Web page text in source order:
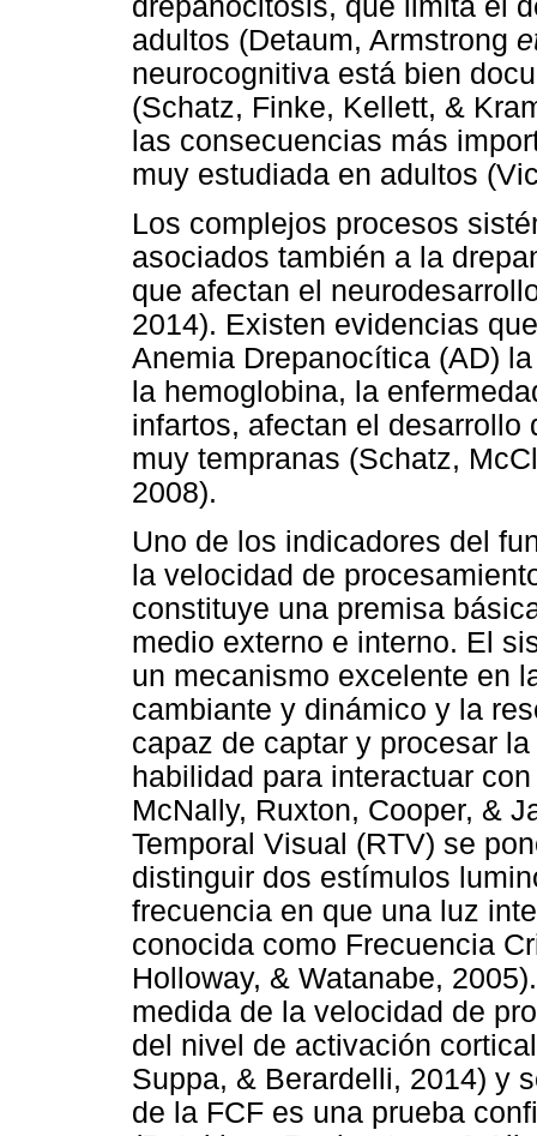
adultos (Detaum, Armstrong
neurocognitiva está bien
(Schatz, Finke, Kellett, &
las consecuencias más
muy estudiada en adultos
Los complejos procesos
asociados también a la
que afectan el
2014). Existen evidencias
Anemia Drepanocítica (AD)
la hemoglobina, la
infartos, afectan el
muy tempranas (Schatz,
2008).
Uno de los indicadores del
la velocidad de
constituye una premisa
medio externo e interno. El
un mecanismo excelente en
cambiante y dinámico y la
capaz de captar y procesar
habilidad para interactuar
McNally, Ruxton, Cooper, &
Temporal Visual (RTV) se
distinguir dos estímulos
frecuencia en que una luz
conocida como Frecuencia
Holloway, & Watanabe,
medida de la velocidad de
del nivel de activación
Suppa, & Berardelli, 2014) y
de la FCF es una prueba